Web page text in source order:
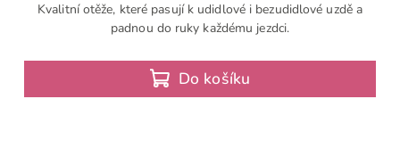
Do košíku
Kvalitní otěže, které pasují k udidlové i bezudidlové uzdě a
padnou do ruky každému jezdci.